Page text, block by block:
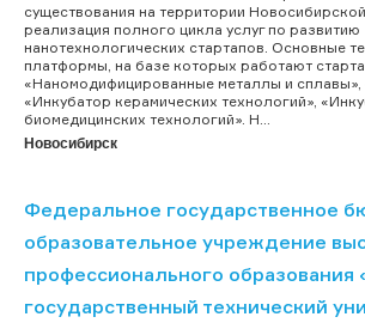
существования на территории
реализация полного цикла услуг по развитию
нанотехнологических стартапов. Основные
платформы, на базе которых работают
«Наномодифицированные металлы и сплавы»,
«Инкубатор керамических технологий»,
биомедицинских технологий». Н...
Новосибирск
Федеральное государственное
образовательное учреждение
профессионального образования
государственный технический